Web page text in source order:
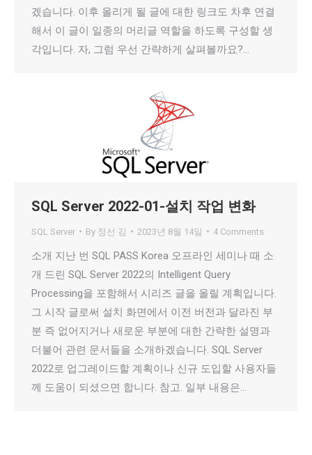
겠습니다. 이후 올리게 될 글에 대한 링크도 차후 연결
해서 이 글이 일종의 머리글 역할을 하도록 구성할 생
각입니다. 자, 그럼 우선 간략하게 살펴볼까요?…
SQL Server 2022-01-설치 작업 변화
SQL Server By 정선 김 2023년 8월 14일 4 Comments
소개 지난 번 SQL PASS Korea 오프라인 세미나 때 소
개 드린 SQL Server 2022의 Intelligent Query
Processing을 포함해서 시리즈 글을 올릴 계획입니다.
그 시작 글로써 설치 화면에서 이전 버전과 달라진 부
분 즉 없어지거나 새로운 부분에 대한 간략한 설명과
더불어 관련 문서들을 소개하겠습니다. SQL Server
2022로 업그레이드할 계획이나 신규 도입할 사용자들
께 도움이 되셨으면 합니다. 참고. 일부 내용은…